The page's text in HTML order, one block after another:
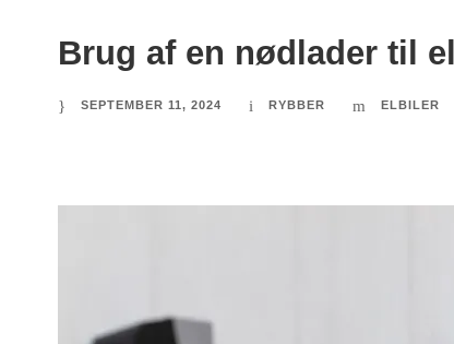
Brug af en nødlader til
SEPTEMBER 11, 2024 RYBBER ELBILER